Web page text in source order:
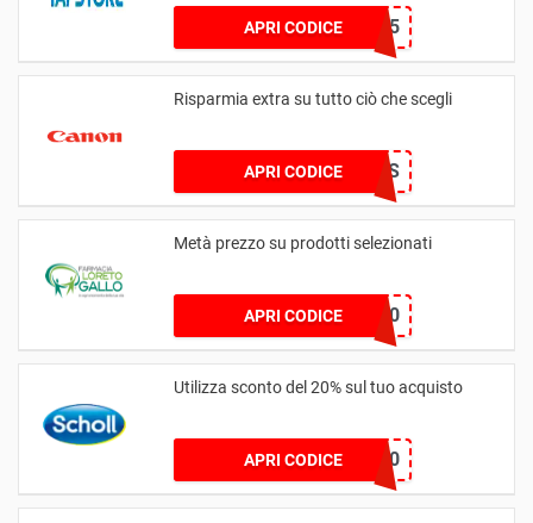
APRI CODICEmum15
Risparmia extra su tutto ciò che scegli
APRI CODICEUNIDAYS
Metà prezzo su prodotti selezionati
APRI CODICEDRESS50
Utilizza sconto del 20% sul tuo acquisto
APRI CODICE
COMEBACK20